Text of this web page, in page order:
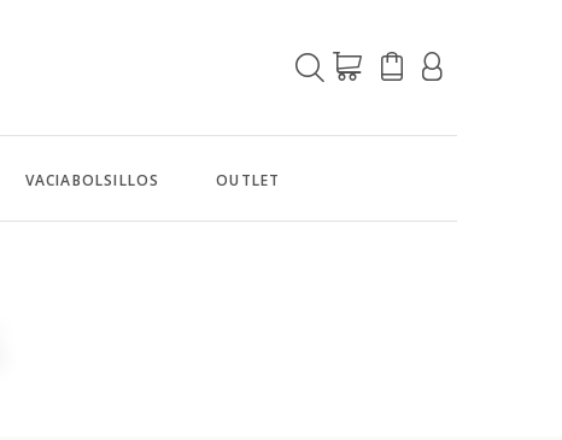
VACIABOLSILLOS OUTLET